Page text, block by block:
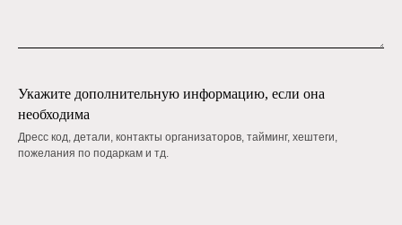
Укажите дополнительную информацию, если она
необходима
Дресс код, детали, контакты организаторов, тайминг, хештеги,
пожелания по подаркам и тд.